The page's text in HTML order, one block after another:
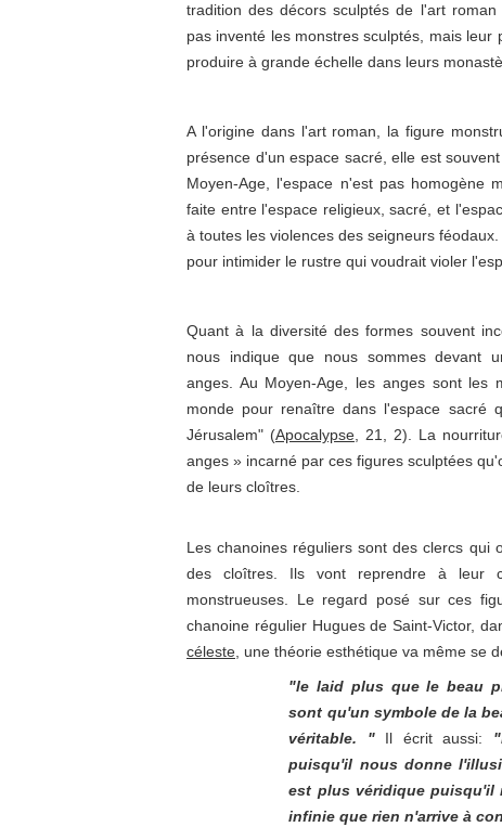
tradition des décors sculptés de l'art
pas inventé les monstres sculptés, mais
produire à grande échelle dans leurs
A l'origine dans l'art roman, la figure
présence d'un espace sacré, elle est
Moyen-Age, l'espace n'est pas homogène
faite entre l'espace religieux, sacré, et
à toutes les violences des seigneurs
pour intimider le rustre qui voudrait violer
Quant à la diversité des formes souvent
nous indique que nous sommes devant
anges. Au Moyen-Age, les anges sont les
monde pour renaître dans l'espace sacré
Jérusalem" (Apocalypse, 21, 2). La
anges » incarné par ces figures sculptées
de leurs cloîtres.
Les chanoines réguliers sont des clercs qui
des cloîtres. Ils vont reprendre à leur
monstrueuses. Le regard posé sur ces
chanoine régulier Hugues de Saint-Victor,
céleste, une théorie esthétique va même se
"le laid plus que le beau
sont qu'un symbole de la
véritable. "Il écrit aussi:
puisqu'il nous donne
est plus véridique puisqu'il
infinie que rien n'arrive à